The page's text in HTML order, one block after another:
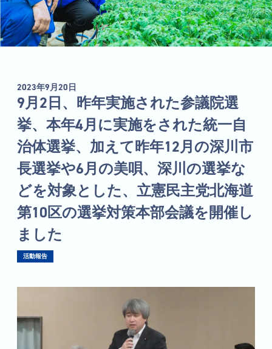
2023年9月20日
9月2日、昨年実施された参議院選
挙、本年4月に実施をされた統一自
治体選挙、加えて昨年12月の深川市
長選挙や6月の美唄、深川の選挙な
どを対象とした、立憲民主党北海道
第10区の選挙対策本部会議を開催し
ました
活動報告